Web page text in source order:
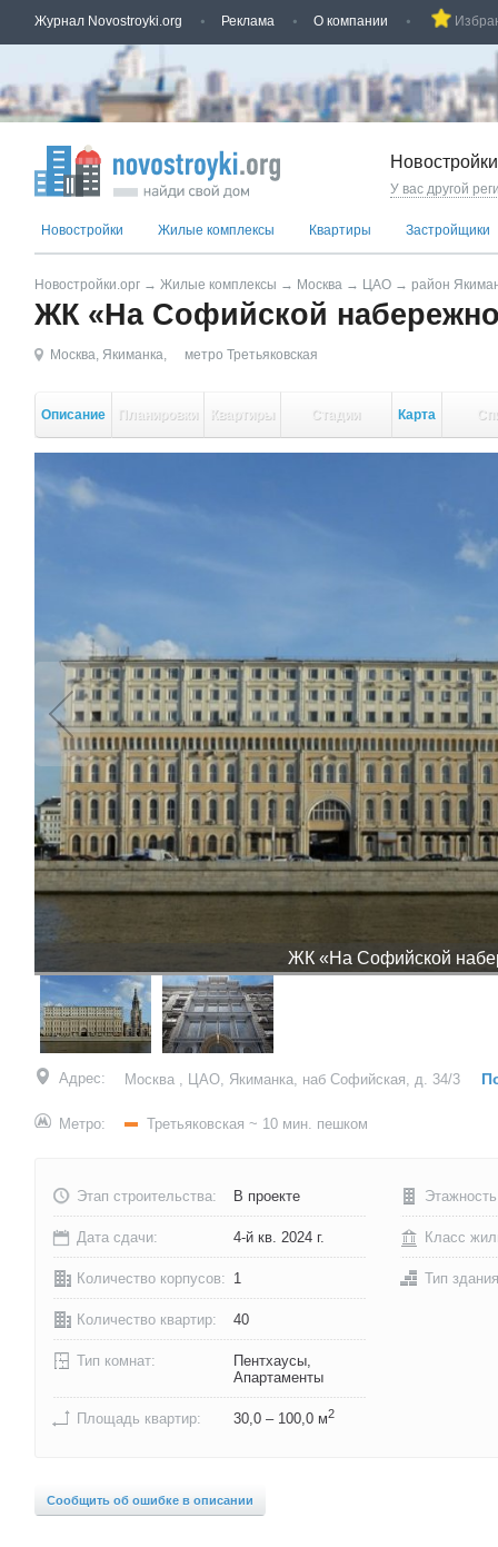
Журнал Novostroyki.org Реклама О компании
У вас другой
Новостройки Жилые комплексы Квартиры Застройщики
Новостройки.орг → Жилые комплексы → Москва → ЦАО → район
ЖК «На Софийской
Москва, Якиманка, метро Третьяковская
Описание Планировки Квартиры Стадии Карта
ЖК «На Софийской
Адрес: Москва , ЦАО, Якиманка, наб Софийская, д. 34/3
Метро: Третьяковская ~ 10 мин. пешком
Этап строительства: В проекте
Дата сдачи: 4-й кв. 2024 г.
Количество корпусов: 1
Количество квартир: 40
Тип комнат:
Пентхаусы,
Апартаменты
Площадь квартир: 30,0 – 100,0 м2
Этажность
Класс
Тип
Сообщить об ошибке в описании